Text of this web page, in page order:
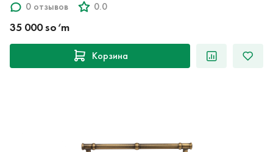
0 отзывов
0.0
35 000 so‘m
Корзина